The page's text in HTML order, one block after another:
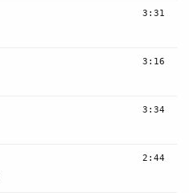
3:31
3:16
3:34
2:44